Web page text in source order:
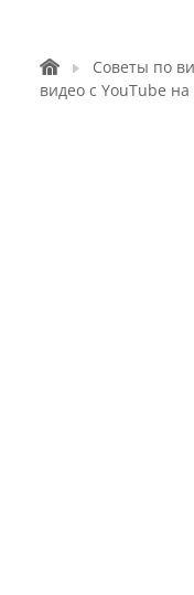
Советы по
видео с YouTube на